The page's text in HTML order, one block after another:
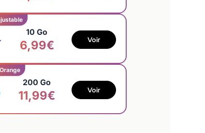
10 Go
6,99€ Voir
200 Go
11,99€ Voir